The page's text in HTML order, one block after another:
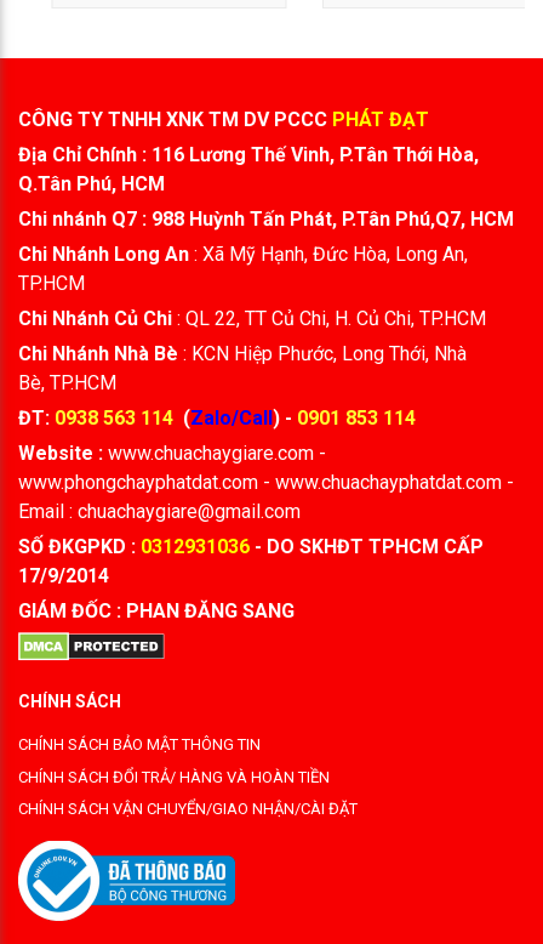
CÔNG TY TNHH XNK TM DV PCCC PHÁT ĐẠT
Địa Chỉ Chính : 116 Lương Thế Vinh, P.Tân Thới Hòa,
Q.Tân Phú, HCM
Chi nhánh Q7 : 988 Huỳnh Tấn Phát, P.Tân Phú,Q7, HCM
Chi Nhánh Long An : Xã Mỹ Hạnh, Đức Hòa, Long An,
TP.HCM
Chi Nhánh Củ Chi : QL 22, TT Củ Chi, H. Củ Chi, TP.HCM
Chi Nhánh Nhà Bè : KCN Hiệp Phước, Long Thới, Nhà
Bè, TP.HCM
ĐT: 0938 563 114 (Zalo/Call ) - 0901 853 114
Website : www.chuachaygiare.com -
www.phongchayphatdat.com - www.chuachayphatdat.com -
Email : chuachaygiare@gmail.com
SỐ ĐKGPKD : 0312931036 - DO SKHĐT TPHCM CẤP
17/9/2014
GIÁM ĐỐC : PHAN ĐĂNG SANG
CHÍNH SÁCH
CHÍNH SÁCH BẢO MẬT THÔNG TIN
CHÍNH SÁCH ĐỔI TRẢ/ HÀNG VÀ HOÀN TIỀN
CHÍNH SÁCH VẬN CHUYỂN/GIAO NHẬN/CÀI ĐẶT